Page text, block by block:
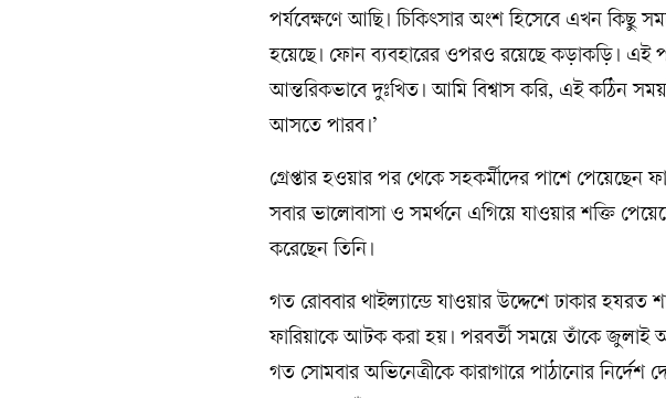
পর্যবেক্ষণে আছি। চিকিৎসার অংশ হিসেবে এখন কিছু
হয়েছে। ফোন ব্যবহারের ওপরও রয়েছে কড়াকড়ি। এই
আন্তরিকভাবে দুঃখিত। আমি বিশ্বাস করি, এই কঠিন
আসতে পারব।’
গ্রেপ্তার হওয়ার পর থেকে সহকর্মীদের পাশে
সবার ভালোবাসা ও সমর্থনে এগিয়ে যাওয়ার শক্তি
করেছেন তিনি।
গত রোববার থাইল্যান্ডে যাওয়ার উদ্দেশে ঢাকার হযরত
ফারিয়াকে আটক করা হয়। পরবর্তী সময়ে তাঁকে জুলাই
গত সোমবার অভিনেত্রীকে কারাগারে পাঠানোর